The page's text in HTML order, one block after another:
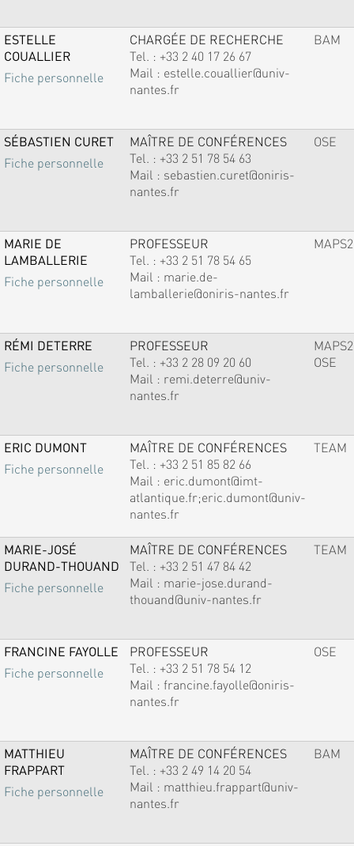
ESTELLE
COUALLIER
Fiche personnelle
CHARGÉE DE RECHERCHE
Tel. : +33 2 40 17 26 67
Mail : estelle.couallier@univ-
nantes.fr
BAM
SÉBASTIEN CURET
Fiche personnelle
MAÎTRE DE CONFÉRENCES
Tel. : +33 2 51 78 54 63
Mail : sebastien.curet@oniris-
nantes.fr
OSE
MARIE DE
LAMBALLERIE
Fiche personnelle
PROFESSEUR
Tel. : +33 2 51 78 54 65
Mail : marie.de-
lamballerie@oniris-nantes.fr
MAPS2
RÉMI DETERRE
Fiche personnelle
PROFESSEUR
Tel. : +33 2 28 09 20 60
Mail : remi.deterre@univ-
nantes.fr
MAPS2
OSE
ERIC DUMONT
Fiche personnelle
MAÎTRE DE CONFÉRENCES
Tel. : +33 2 51 85 82 66
Mail : eric.dumont@imt-
atlantique.fr;eric.dumont@univ-
nantes.fr
TEAM
MARIE-JOSÉ
DURAND-THOUAND
Fiche personnelle
MAÎTRE DE CONFÉRENCES
Tel. : +33 2 51 47 84 42
Mail : marie-jose.durand-
thouand@univ-nantes.fr
TEAM
FRANCINE FAYOLLE
Fiche personnelle
PROFESSEUR
Tel. : +33 2 51 78 54 12
Mail : francine.fayolle@oniris-
nantes.fr
OSE
MATTHIEU
FRAPPART
Fiche personnelle
MAÎTRE DE CONFÉRENCES
Tel. : +33 2 49 14 20 54
Mail : matthieu.frappart@univ-
nantes.fr
BAM